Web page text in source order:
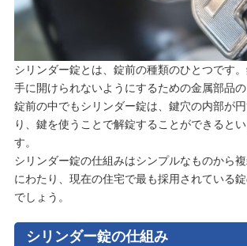
シリンダー錠とは、錠前の種類のひとつです
手に開けられないようにするための金属部品
錠前の中でもシリンダー錠は、鍵穴の内部が
り、鍵を使うことで解錠することができると
す。
シリンダー錠の仕組みはシンプルなものから
にわたり、現在の住宅で最も採用されている
でしょう。
シリンダー錠の仕組み